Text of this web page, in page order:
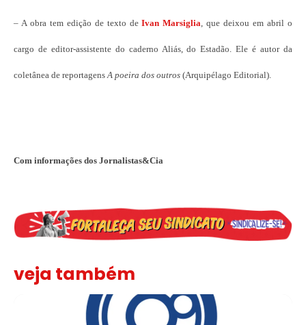
– A obra tem edição de texto deIvan Marsiglia , que deixou em abril o
cargo de editor-assistente do caderno Aliás, do Estadão. Ele é autor da
coletânea de reportagens A poeira dos outros (Arquipélago Editorial).
Com informações dos Jornalistas&Cia
veja também
Sindicato leva reivindicações à TV TEM, denunciada de cometer